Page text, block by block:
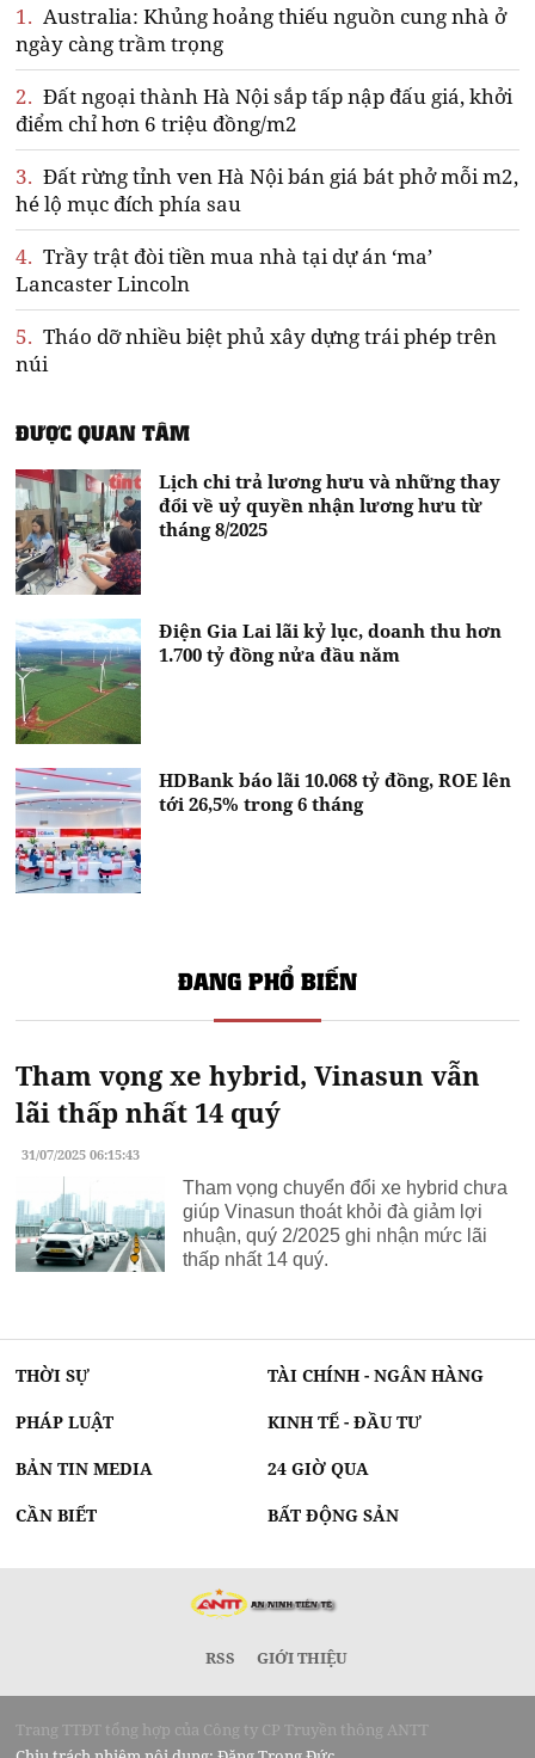
1. Australia: Khủng hoảng thiếu nguồn cung nhà ở
ngày càng trầm trọng
2. Đất ngoại thành Hà Nội sắp tấp nập đấu giá, khởi
điểm chỉ hơn 6 triệu đồng/m2
3. Đất rừng tỉnh ven Hà Nội bán giá bát phở mỗi m2,
hé lộ mục đích phía sau
4. Trầy trật đòi tiền mua nhà tại dự án ‘ma’
Lancaster Lincoln
5. Tháo dỡ nhiều biệt phủ xây dựng trái phép trên
núi
ĐƯỢC QUAN TÂM
Lịch chi trả lương hưu và những thay
đổi về uỷ quyền nhận lương hưu từ
tháng 8/2025
Điện Gia Lai lãi kỷ lục, doanh thu hơn
1.700 tỷ đồng nửa đầu năm
HDBank báo lãi 10.068 tỷ đồng, ROE lên
tới 26,5% trong 6 tháng
ĐANG PHỔ BIẾN
Tham vọng xe hybrid, Vinasun vẫn
lãi thấp nhất 14 quý
31/07/2025 06:15:43
Tham vọng chuyển đổi xe hybrid chưa
giúp Vinasun thoát khỏi đà giảm lợi
nhuận, quý 2/2025 ghi nhận mức lãi
thấp nhất 14 quý.
THỜI SỰ TÀI CHÍNH - NGÂN HÀNG
PHÁP LUẬT KINH TẾ - ĐẦU TƯ
BẢN TIN MEDIA 24 GIỜ QUA
CẦN BIẾT BẤT ĐỘNG SẢN
RSS GIỚI THIỆU
Trang TTĐT tổng hợp của Công ty CP Truyền thông ANTT